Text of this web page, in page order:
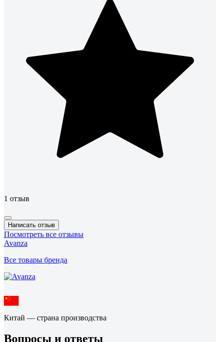
1 отзыв
Написать отзыв
Посмотреть все отзывы
Avanza
Все товары бренда
Китай — страна производства
Вопросы и ответы